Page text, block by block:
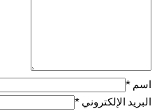
اسم*
البريد الإلكتروني *